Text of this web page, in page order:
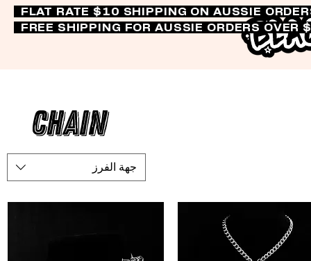
FLAT RATE $10 SHIPPING ON AUSSIE
FREE SHIPPING FOR AUSSIE ORDERS OVER
Chain
جهة الفرز